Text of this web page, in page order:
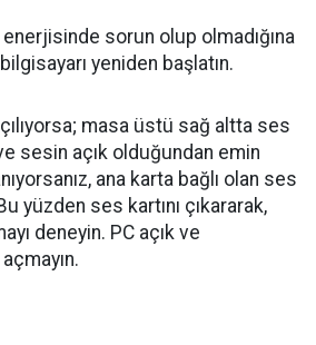
sorun olup olmadığına
yeniden başlatın.
masa üstü sağ altta ses
sesin açık olduğundan emin
ana karta bağlı olan ses
yüzden ses kartını çıkararak,
deneyin. PC açık ve